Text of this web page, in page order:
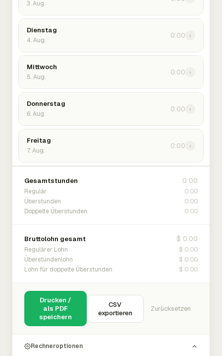
3. Aug.
Dienstag
4. Aug.
0:00 ›
Mittwoch
5. Aug.
0:00 ›
Donnerstag
6. Aug.
0:00 ›
Freitag
7. Aug.
0:00 ›
Gesamtstunden 0:00
Regulär 0:00
Überstunden 0:00
Doppelte Überstunden 0:00
Bruttolohn gesamt $ 0.00
Regulärer Lohn $ 0.00
Überstundenlohn $ 0.00
Lohn für doppelte Überstunden $ 0.00
Drucken /
als PDF
speichern
CSV
exportieren
Zurücksetzen
Rechneroptionen